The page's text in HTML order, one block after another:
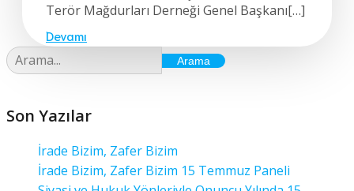
Terör Mağdurları Derneği Genel Başkanı[…]
Devamı
Arama
Son Yazılar
İrade Bizim, Zafer Bizim
İrade Bizim, Zafer Bizim 15 Temmuz Paneli